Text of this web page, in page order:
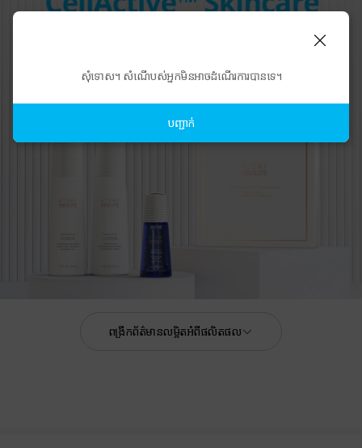
ពង្រីកព័ត៌មានលម្អិតអំពីផលិតផល
សុំទោស។ សំណើបស់អ្នកមិនអាចដំណើរការបានទេ។
បញ្ជាក់